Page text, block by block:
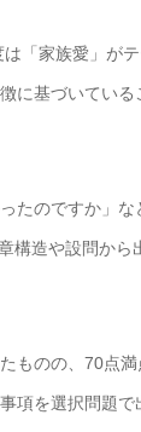
「家族愛」が
基づいている
たのですか」
造や設問か
ものの、70点
項を選択問題